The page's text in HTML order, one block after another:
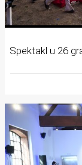
Spektakl u 26